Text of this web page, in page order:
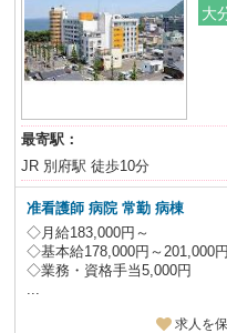
大
最寄駅：
JR 別府駅 徒歩10分
准看護師 病院 常勤 病棟
◇月給183,000円～
◇基本給178,000円～201,000円
◇業務・資格手当5,000円
求人を